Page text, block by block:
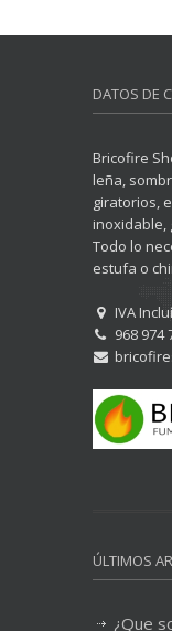
DATOS DE
Bricofire
leña,
giratorios,
inoxidable,
Todo lo
estufa o
IVA
968 974
ÚLTIMOS
¿Que